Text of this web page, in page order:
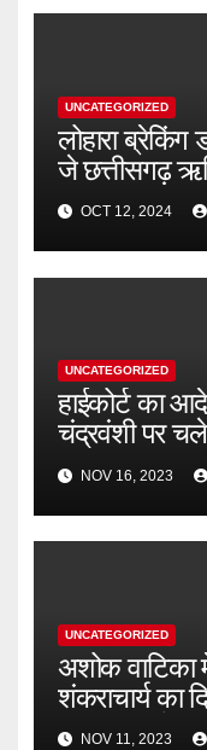
UNCATEGORIZED
लोहारा
जे छत्तीसगढ़
शिकायत
OCT 12, 2024
UNCATEGORIZED
हाईकोर्ट का
चंद्रवंशी पर
NOV 16, 2023
UNCATEGORIZED
अशोक वाटिका
शंकराचार्य का
भक्ति मय रहेगा
NOV 11, 2023